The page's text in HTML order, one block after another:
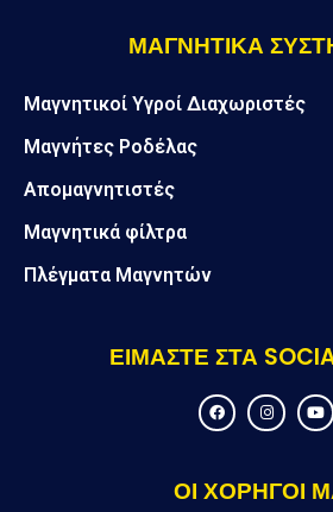
ΜΑΓΝΗΤΙΚΑ
Μαγνητικοί Υγροί Διαχωριστές
Μαγνήτες Ροδέλας
Απομαγνητιστές
Μαγνητικά φίλτρα
Πλέγματα Μαγνητών
ΕΙΜΑΣΤΕ ΣΤΑ
F
a
c
o
o
I
n
s
g
r
Y
o
u
b
e
ΟΙ ΧΟΡΗΓΟΙ